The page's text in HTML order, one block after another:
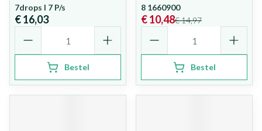
7drops l 7 P/s
€ 16,03
Bestel
8 1660900
€ 14,97
€ 10,48
Bestel